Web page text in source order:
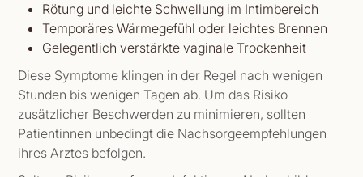
Rötung und leichte Schwellung im Intimbereich
Temporäres Wärmegefühl oder leichtes Brennen
Gelegentlich verstärkte vaginale Trockenheit
Diese Symptome klingen in der Regel nach wenigen
Stunden bis wenigen Tagen ab. Um das Risiko
zusätzlicher Beschwerden zu minimieren, sollten
Patientinnen unbedingt die Nachsorgeempfehlungen
ihres Arztes befolgen.